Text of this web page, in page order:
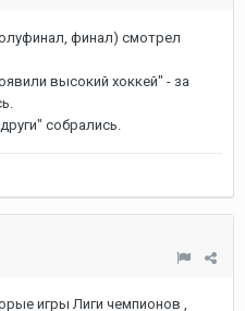
финал) смотрел
высокий хоккей" - за
собрались.
игры Лиги чемпионов ,